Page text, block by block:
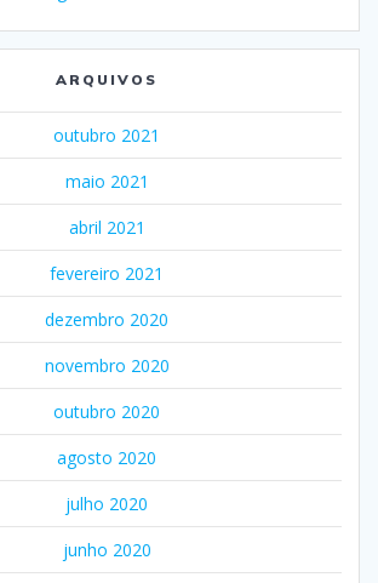
ARQUIVOS
outubro 2021
maio 2021
abril 2021
fevereiro 2021
dezembro 2020
novembro 2020
outubro 2020
agosto 2020
julho 2020
junho 2020